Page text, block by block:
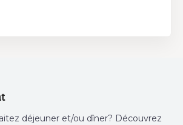
déjeuner et/ou dîner? Découvrez